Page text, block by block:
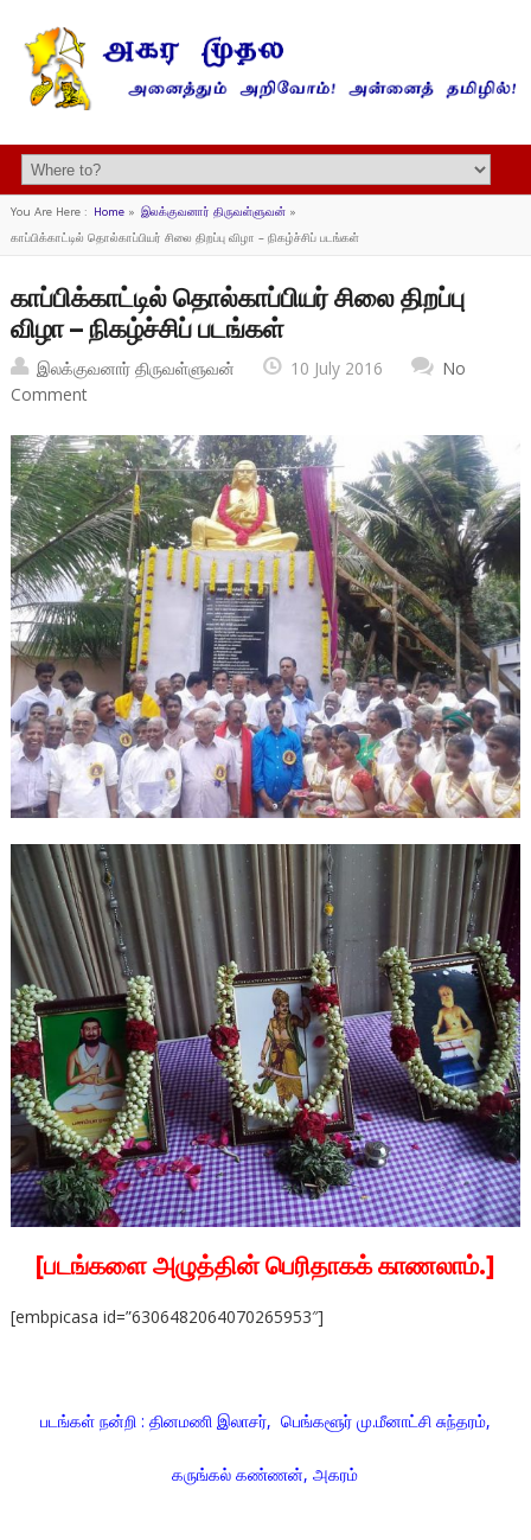
You Are Here : Home» இலக்குவனார் திருவள்ளுவன்»
காப்பிக்காட்டில் தொல்காப்பியர் சிலை திறப்பு விழா – நிகழ்ச்சிப் படங்கள்
காப்பிக்காட்டில் தொல்காப்பியர் சிலை திறப்பு
விழா – நிகழ்ச்சிப் படங்கள்
இலக்குவனார் திருவள்ளுவன் 10 July 2016
No
Comment
[படங்களை அழுத்தின் பெரிதாகக் காணலாம்.]
[embpicasa id=”6306482064070265953″]
படங்கள் நன்றி : தினமணி இலாசர், பெங்களூர் மு.மீனாட்சி சுந்தரம்,
கருங்கல் கண்ணன், அகரம்